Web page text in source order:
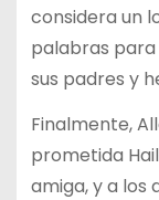
considera un
palabras para
sus padres y
Finalmente,
prometida
amiga, y a los